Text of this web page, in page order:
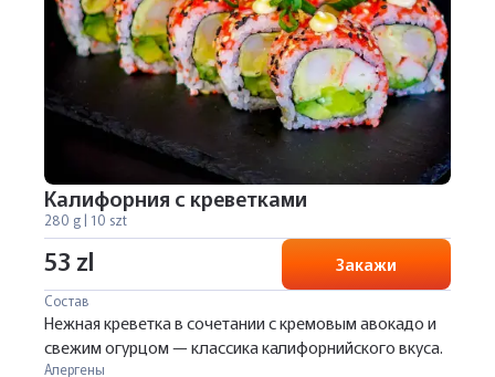
Калифорния с креветками
280 g | 10 szt
53 zl Закажи
Состав
Нежная креветка в сочетании с кремовым авокадо и
свежим огурцом — классика калифорнийского вкуса.
Алергены